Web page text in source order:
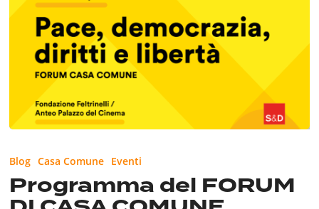
FORUM
DI
CASA
Blog Casa Comune Eventi
Programma del FORUM